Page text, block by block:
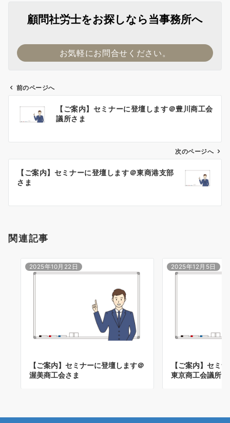
顧問社労士をお探しなら当事務所へ
お気軽にお問合せください。
ン
前のページへ
【ご案内】セミナーに登壇します＠豊川商工会
議所さま
次のページへ
【ご案内】セミナーに登壇します＠東商港支部
さま
関連記事
2025年10月22日
【ご案内】セミナーに登壇します＠
渥美商工会さま
2025年12月5日
【ご案内】セミ
東京商工会議所